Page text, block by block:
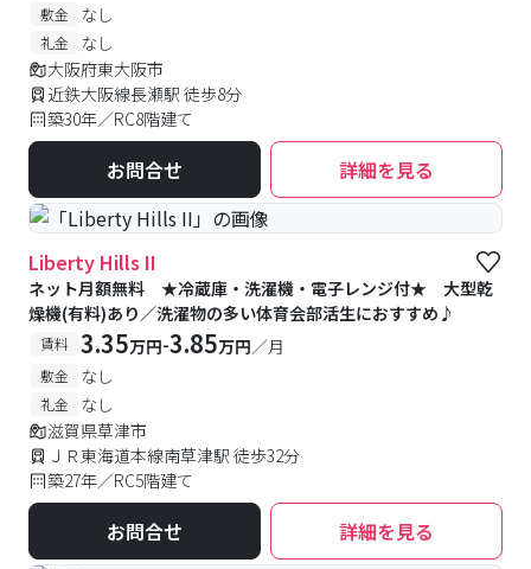
敷金 なし
礼金
なし
大阪府東大阪市
近鉄大阪線長瀬駅 徒歩8分
築30年／RC8階建て
お問合せ 詳細を見る
Liberty Hills II
ネット月額無料 ★冷蔵庫・洗濯機・電子レンジ付★ 大型乾
燥機(有料)あり／洗濯物の多い体育会部活生におすすめ♪
賃料 3.35万円-3.85万円／月
敷金 なし
礼金
なし
滋賀県草津市
ＪＲ東海道本線南草津駅 徒歩32分
築27年／RC5階建て
お問合せ 詳細を見る